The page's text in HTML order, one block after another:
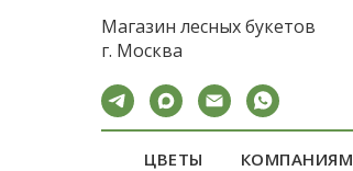
Магазин лесных букетов
г. Москва
ЦВЕТЫ КОМПАНИЯМ